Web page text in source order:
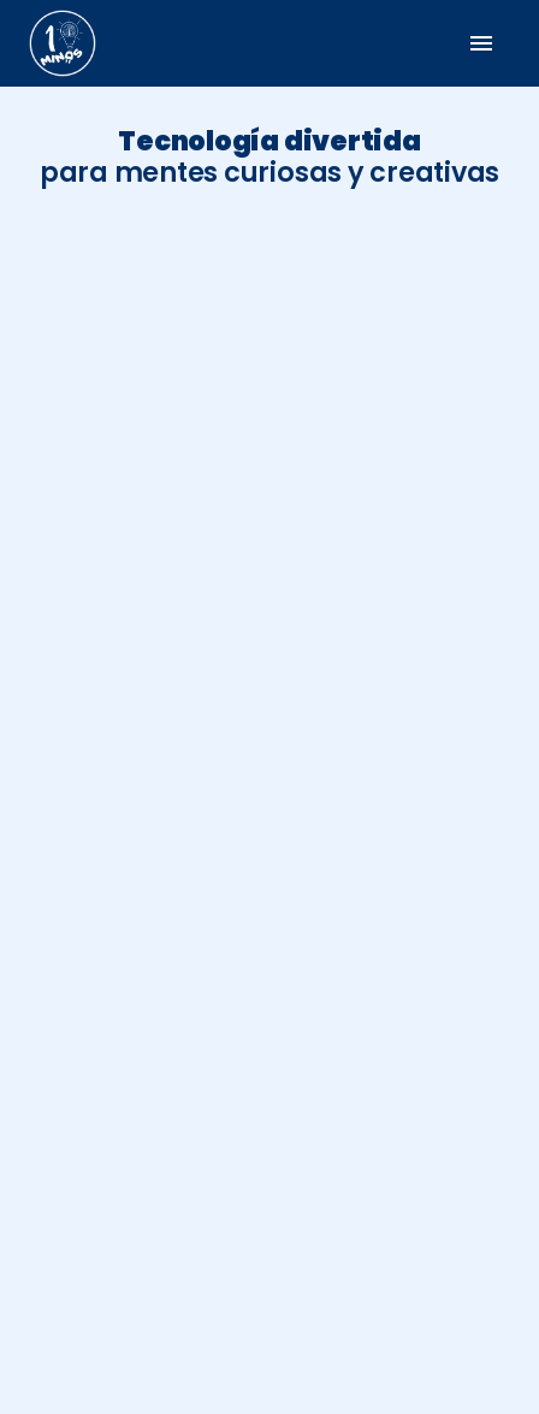
menu
Tecnología divertida
para mentes curiosas y creativas